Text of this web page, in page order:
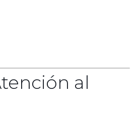
al